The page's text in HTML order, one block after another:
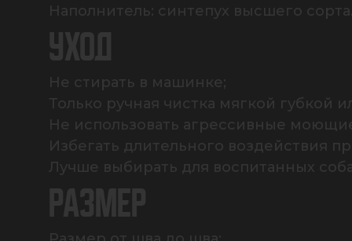
Наполнитель: синтепух высшего
УХОД
Не стирать в машинке;
Только ручная чистка мягкой губкой
Не использовать агрессивные
Избегать длительного воздействия
Лучше выбирать для воспитанных
РАЗМЕР